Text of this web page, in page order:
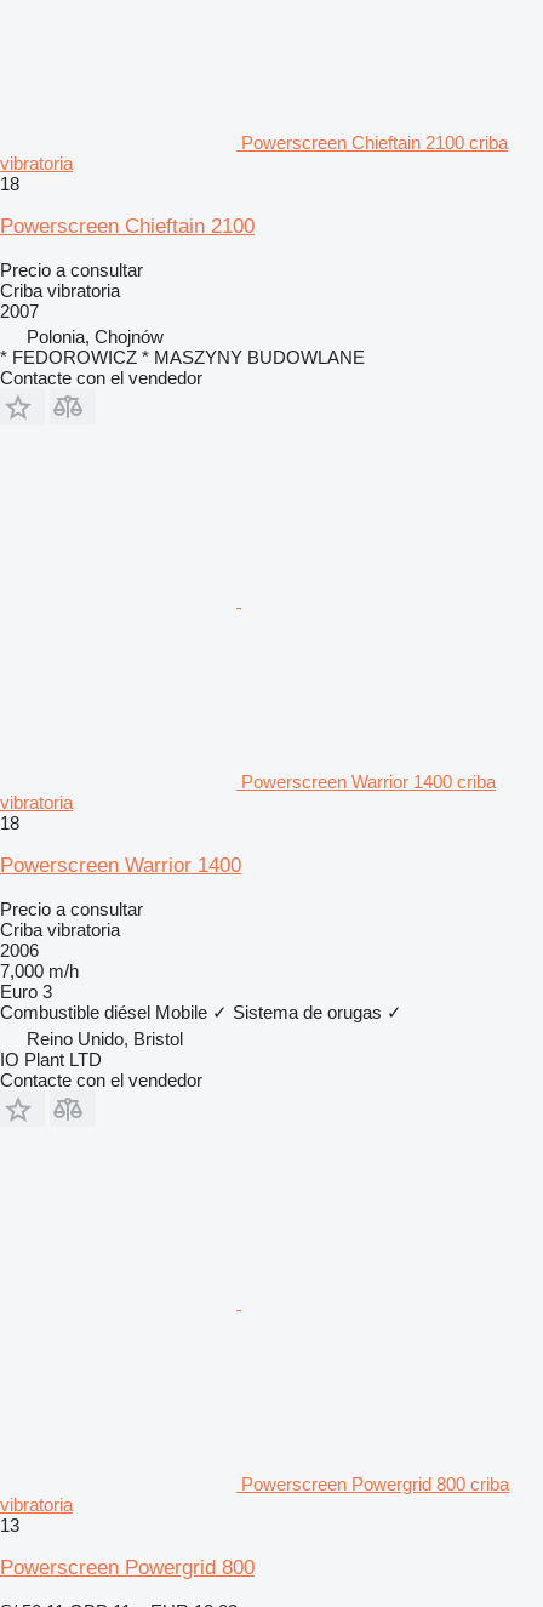
Powerscreen Chieftain 2100 criba
vibratoria
18
Powerscreen Chieftain 2100
Precio a consultar
Criba vibratoria
2007
Polonia, Chojnów
* FEDOROWICZ * MASZYNY BUDOWLANE
Contacte con el vendedor
Powerscreen Warrior 1400 criba
vibratoria
18
Powerscreen Warrior 1400
Precio a consultar
Criba vibratoria
2006
7,000 m/h
Euro 3
Combustible diésel Mobile ✓ Sistema de orugas ✓
Reino Unido, Bristol
IO Plant LTD
Contacte con el vendedor
Powerscreen Powergrid 800 criba
vibratoria
13
Powerscreen Powergrid 800